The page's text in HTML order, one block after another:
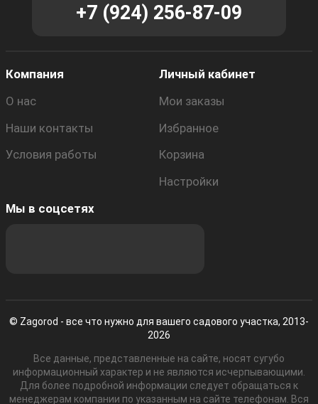
+7 (924) 256-87-09
Компания
О нас
Наши контакты
Условия работы
Личный кабинет
Мои заказы
Избранное
Корзина
Настройки
Мы в соцсетях
© Zagorod - все что нужно для вашего садового участка, 2013-
2026
Все данные, представленные на сайте, носят сугубо
информационный характер и не являются исчерпывающими.
Для более подробной информации следует обращаться к
менеджерам компании по указанным на сайте телефонам. Вся